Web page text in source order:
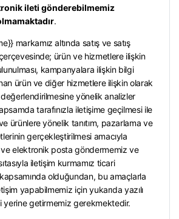
ileti gönderebilmemiz
.
markamız altında satış ve satış
ürün ve hizmetlere ilişkin
kampanyalara ilişkin bilgi
ürün ve diğer hizmetlere ilişkin olarak
yönelik analizler
tarafınızla iletişime geçilmesi ile
ürünlere yönelik tanıtım, pazarlama ve
gerçekleştirilmesi amacıyla
ve elektronik posta göndermemiz ve
iletişim kurmamız ticari
olduğundan, bu amaçlarla
yapabilmemiz için yukarıda yazılı
yerine getirmemiz gerekmektedir.